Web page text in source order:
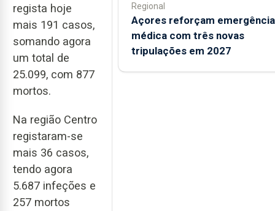
regista hoje
mais 191 casos,
somando agora
um total de
25.099, com 877
mortos.
Na região Centro
registaram-se
mais 36 casos,
tendo agora
5.687 infeções e
257 mortos
Regional
Açores reforçam emergência
médica com três novas
tripulações em 2027